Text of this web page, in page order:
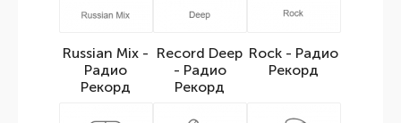
Russian Mix -
Радио
Рекорд
Record Deep
- Радио
Рекорд
Rock - Радио
Рекорд